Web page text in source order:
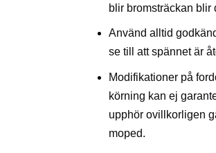
blir bromsträckan blir
Använd alltid
se till att spännet är
Modifikationer på
körning kan ej
upphör ovillkorligen
moped.